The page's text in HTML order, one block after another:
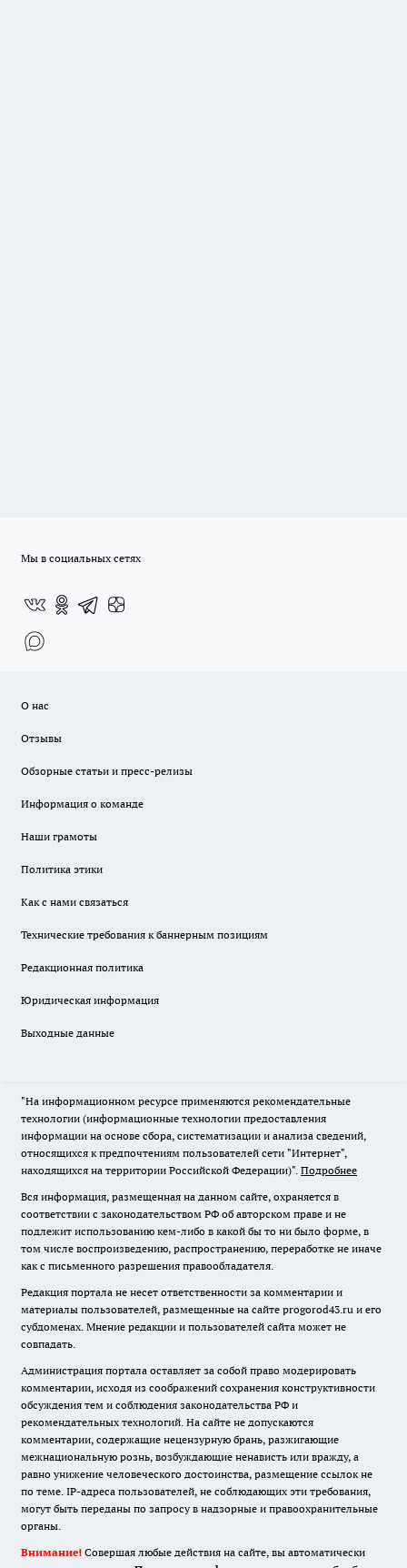
Мы в социальных сетях
О нас
Отзывы
Обзорные статьи и пресс-релизы
Информация о команде
Наши грамоты
Политика этики
Как с нами связаться
Технические требования к баннерным позициям
Редакционная политика
Юридическая информация
Выходные данные
"На информационном ресурсе применяются рекомендательные
технологии (информационные технологии предоставления
информации на основе сбора, систематизации и анализа сведений,
относящихся к предпочтениям пользователей сети "Интернет",
находящихся на территории Российской Федерации)". Подробнее
Вся информация, размещенная на данном сайте, охраняется в
соответствии с законодательством РФ об авторском праве и не
подлежит использованию кем-либо в какой бы то ни было форме, в
том числе воспроизведению, распространению, переработке не иначе
как с письменного разрешения правообладателя.
Редакция портала не несет ответственности за комментарии и
материалы пользователей, размещенные на сайте progorod43.ru и его
субдоменах. Мнение редакции и пользователей сайта может не
совпадать.
Администрация портала оставляет за собой право модерировать
комментарии, исходя из соображений сохранения конструктивности
обсуждения тем и соблюдения законодательства РФ и
рекомендательных технологий. На сайте не допускаются
комментарии, содержащие нецензурную брань, разжигающие
межнациональную рознь, возбуждающие ненависть или вражду, а
равно унижение человеческого достоинства, размещение ссылок не
по теме. IP-адреса пользователей, не соблюдающих эти требования,
могут быть переданы по запросу в надзорные и правоохранительные
органы.
Внимание! Совершая любые действия на сайте, вы автоматически